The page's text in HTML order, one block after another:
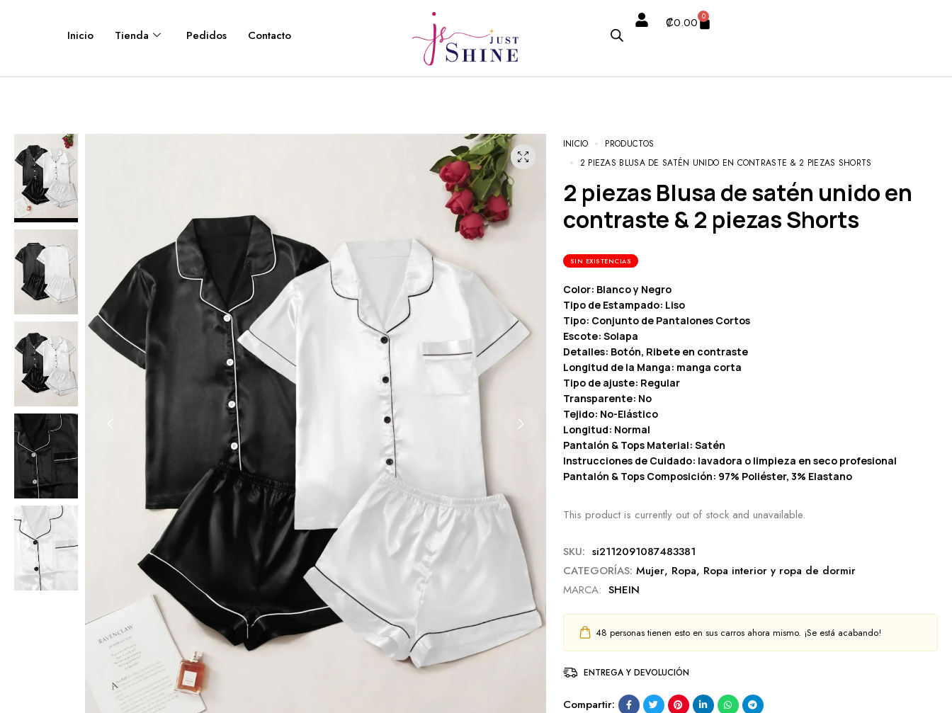
Inicio Tienda Pedidos Contacto
₡0.00 0
INICIO
PRODUCTOS
2 PIEZAS BLUSA DE SATÉN UNIDO EN CONTRASTE & 2 PIEZAS SHORTS
2 piezas Blusa de satén unido en
contraste & 2 piezas Shorts
SIN EXISTENCIAS
Color: Blanco y Negro
Tipo de Estampado: Liso
Tipo: Conjunto de Pantalones Cortos
Escote: Solapa
Detalles: Botón, Ribete en contraste
Longitud de la Manga: manga corta
Tipo de ajuste: Regular
Transparente: No
Tejido: No-Elástico
Longitud: Normal
Pantalón & Tops Material: Satén
Instrucciones de Cuidado: lavadora o limpieza en seco profesional
Pantalón & Tops Composición: 97% Poliéster, 3% Elastano
This product is currently out of stock and unavailable.
SKU: si2112091087483381
CATEGORÍAS: Mujer, Ropa, Ropa interior y ropa de dormir
MARCA: SHEIN
48 personas tienen esto en sus carros ahora mismo. ¡Se está acabando!
ENTREGA Y DEVOLUCIÓN
Compartir: